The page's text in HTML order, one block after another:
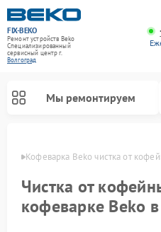
FIX-BEKO
Ремонт устройств Beko
Специализированный
cервисный центр г.
Волгоград
Мы ремонтируем
Кофеварка Beko чистка от
Чистка от
кофеварке Beko